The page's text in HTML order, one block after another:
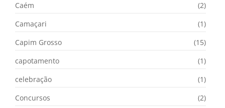
Caém
(2)
Camaçari
(1)
Capim Grosso
(15)
capotamento
(1)
celebração
(1)
Concursos
(2)